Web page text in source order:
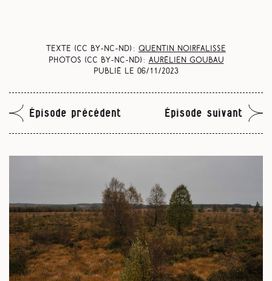
Texte (CC BY-NC-ND) : Quentin Noirfalisse
Photos (CC BY-NC-ND) : Aurélien Goubau
Publié le 06/11/2023
Épisode précédent Épisode suivant